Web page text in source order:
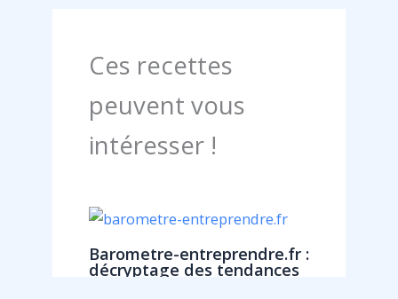
Ces recettes
peuvent vous
intéresser !
Barometre-entreprendre.fr :
décryptage des tendances